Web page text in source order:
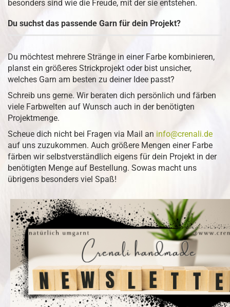
besonders sind wie die Freude, mit der sie entstehen.
Du suchst das passende Garn für dein Projekt?
Du möchtest mehrere Stränge in einer Farbe kombinieren,
planst ein größeres Strickprojekt oder bist unsicher,
welches Garn am besten zu deiner Idee passt?
Schreib uns gerne. Wir beraten dich persönlich und färben
viele Farbwelten auf Wunsch auch in der benötigten
Projektmenge.
Scheue dich nicht bei Fragen via Mail an info@crenali.de
auf uns zuzukommen. Auch größere Mengen einer Farbe
färben wir selbstverständlich eigens für dein Projekt in der
benötigten Menge auf Bestellung. Sowas macht uns
übrigens besonders viel Spaß!